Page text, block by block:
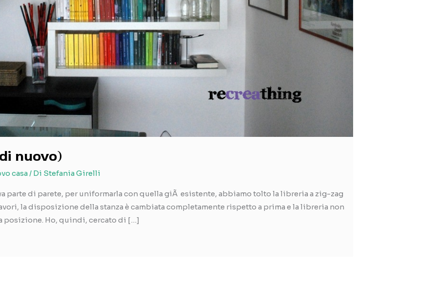
nuovo)
casa/ Di Stefania Girelli
parte di parete, per uniformarla con quella giÃ esistente, abbiamo tolto la libreria a zig-zag
la disposizione della stanza è cambiata completamente rispetto a prima e la libreria non
posizione. Ho, quindi, cercato di […]